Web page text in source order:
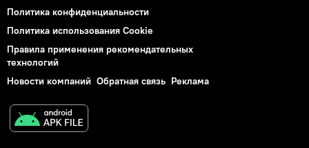
Политика конфиденциальности
Политика использования Cookie
Правила применения рекомендательных
технологий
Новости компаний Обратная связь Реклама